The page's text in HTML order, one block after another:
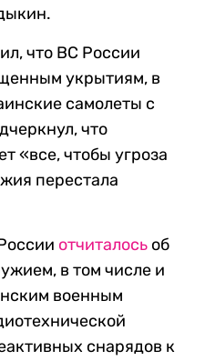
что ВС России
укрытиям, в
самолеты с
что
«все, чтобы угроза
перестала
отчиталось об
в том числе и
военным
снарядов к